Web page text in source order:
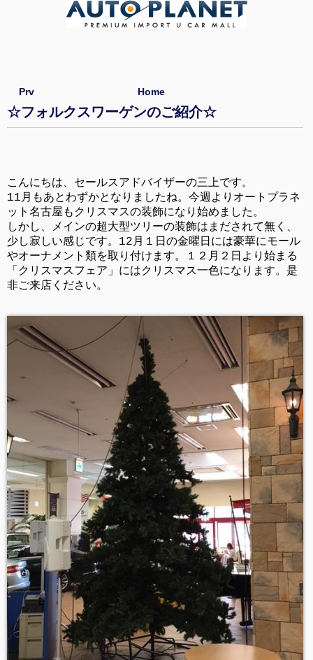
Prv Home
☆フォルクスワーゲンのご紹介☆
こんにちは、セールスアドバイザーの三上です。
11月もあとわずかとなりましたね。今週よりオートプラネ
ット名古屋もクリスマスの装飾になり始めました。
しかし、メインの超大型ツリーの装飾はまだされて無く、
少し寂しい感じです。12月１日の金曜日には豪華にモール
やオーナメント類を取り付けます。１２月２日より始まる
「クリスマスフェア」にはクリスマス一色になります。是
非ご来店ください。